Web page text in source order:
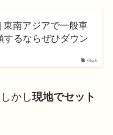
Grab
東南アジアで一般車
するならぜひダウン
かし現地でセット